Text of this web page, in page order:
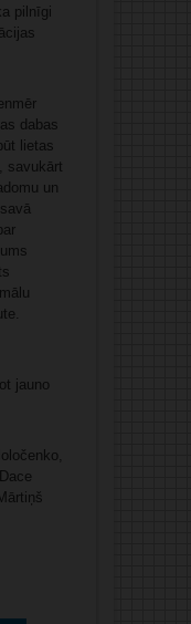
pilnīgi
dabas
lietas
savukārt
un
jauno